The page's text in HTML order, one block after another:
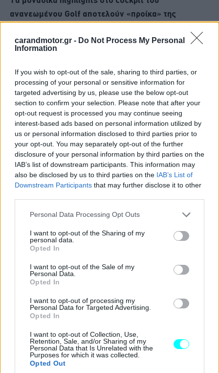
carandmotor.gr - Do Not Process My Personal
Information
If you wish to opt-out of the sale, sharing to third parties, or
processing of your personal or sensitive information for
targeted advertising by us, please use the below opt-out
section to confirm your selection. Please note that after your
opt-out request is processed you may continue seeing
interest-based ads based on personal information utilized by
us or personal information disclosed to third parties prior to
your opt-out. You may separately opt-out of the further
disclosure of your personal information by third parties on the
IAB’s list of downstream participants. This information may
also be disclosed by us to third parties on the IAB’s List of
Downstream Participants that may further disclose it to other
Please note that this website/app uses one or more Google
not limited to your visit or usage behaviour. You may click to
grant or deny consent to Google and its third-party tags to
use your data for below specified purposes in below Google
consent section.
Personal Data Processing Opt Outs
I want to opt-out of the Sharing of my
personal data.
Opted In
I want to opt-out of the Sale of my
Personal Data.
Opted In
I want to opt-out of processing my
Personal Data for Targeted Advertising.
Opted In
I want to opt-out of Collection, Use,
Retention, Sale, and/or Sharing of my
Personal Data that Is Unrelated with the
Purposes for which it was collected.
Opted Out
ανανεωμένου Golf αποτελούν «προίκα» της
από τα εντυπωσιακά μπάκετ καθίσματα και καταλήγοντας
του ταμπλό.
Μετά την πρόσφατη περιπέτεια με τους διακόπτες αφής
και το αυθεντικά δύστροπο σύστημα ενημέρωσης και
ψυχαγωγίας, οφείλει κανείς να σταθεί στην προσπάθεια
που κατέβαλλε η Volkswagen ώστε να βελτιώσει την
εμπειρία χρήση, χωρίς αυτό να σημαίνει ότι κατάφερε να
βρει λύσεις σε όλα τα προβλήματα που εξακολουθεί
κουβαλά το infotainment του Golf.